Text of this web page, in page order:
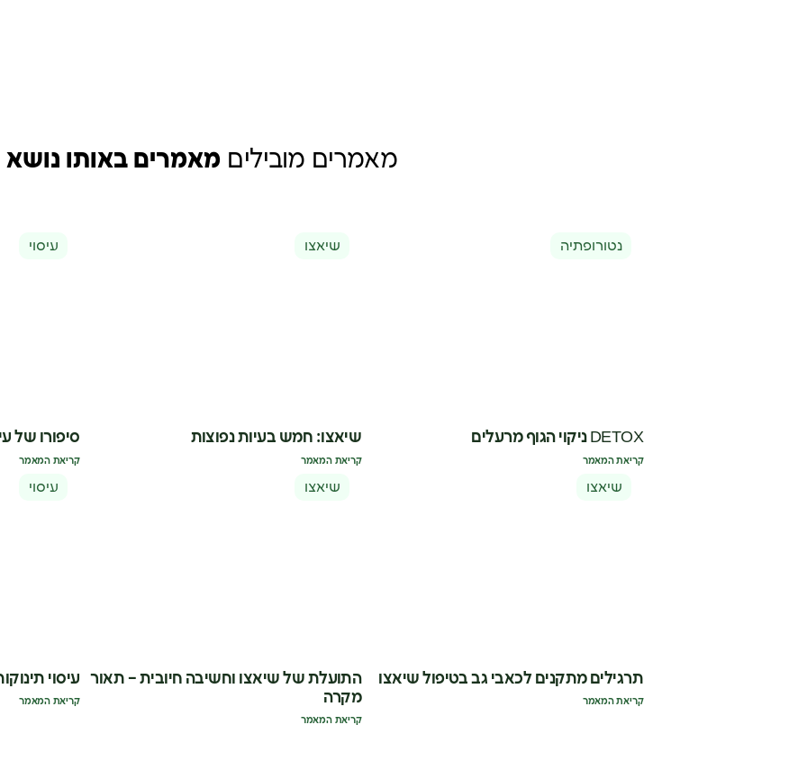
מאמרים מובילים מאמרים באותו נושא
נטורופתיה
DETOX ניקוי הגוף מרעלים
קריאת המאמר
שיאצו
שיאצו: חמש בעיות נפוצות
קריאת המאמר
עיסוי
סיפורו של
קריאת המאמר
שיאצו
תרגילים מתקנים לכאבי גב בטיפול שיאצו
קריאת המאמר
שיאצו
התועלת של שיאצו וחשיבה חיובית – תאור
מקרה
קריאת המאמר
עיסוי
עיסוי
קריאת המאמר